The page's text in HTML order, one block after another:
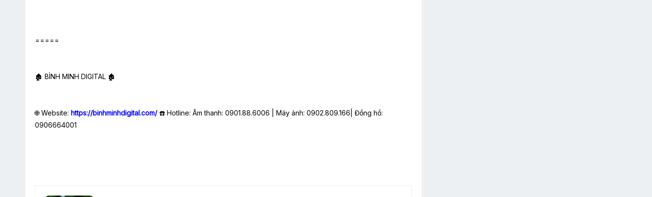
=====
🏚️ BÌNH MINH DIGITAL 🏚️
🌐 Website: https://binhminhdigital.com/☎️ Hotline: Âm thanh: 0901.88.6006 | Máy ảnh: 0902.809.166| Đồng hồ:
0906664001